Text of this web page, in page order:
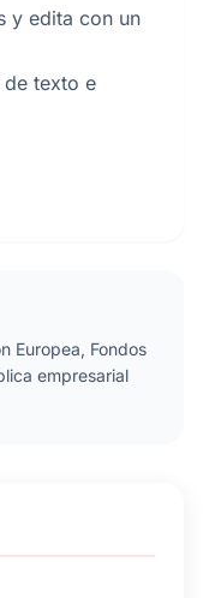
y edita con un
texto e
Europea, Fondos
empresarial